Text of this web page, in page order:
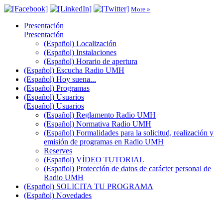
More »
Presentación
Presentación
(Español) Localización
(Español) Instalaciones
(Español) Horario de apertura
(Español) Escucha Radio UMH
(Español) Hoy suena...
(Español) Programas
(Español) Usuarios
(Español) Usuarios
(Español) Reglamento Radio UMH
(Español) Normativa Radio UMH
(Español) Formalidades para la solicitud, realización y
emisión de programas en Radio UMH
Reserves
(Español) VÍDEO TUTORIAL
(Español) Protección de datos de carácter personal de
Radio UMH
(Español) SOLICITA TU PROGRAMA
(Español) Novedades